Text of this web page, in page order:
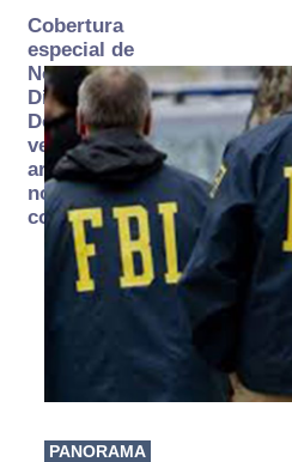
Cobertura
especial de
Norte
Digital:
Donde la
verdad
arde… pero
no se
consume
PANORAMA